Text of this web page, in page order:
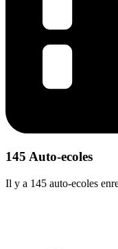
145 Auto-ecoles
Il y a 145 auto-ecoles